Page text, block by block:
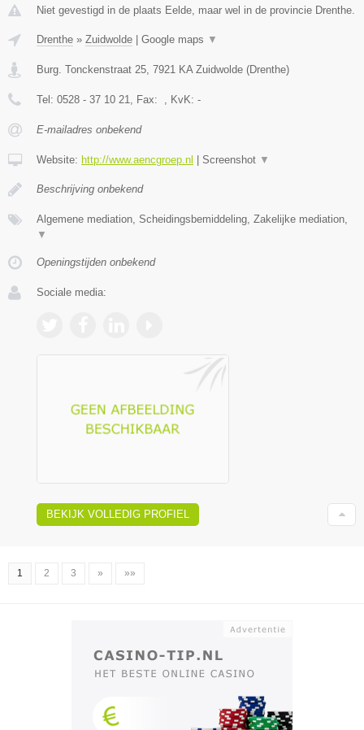
Niet gevestigd in de plaats Eelde, maar wel in de provincie Drenthe.
Drenthe » Zuidwolde Google maps ▼
Burg. Tonckenstraat 25, 7921 KA Zuidwolde (Drenthe)
Tel: 0528 - 37 10 21, Fax: , KvK: -
E-mailadres onbekend
Website: http://www.aencgroep.nl Screenshot ▼
Beschrijving onbekend
Algemene mediation, Scheidingsbemiddeling, Zakelijke mediation,
▼
Openingstijden onbekend
Sociale media:
BEKIJK VOLLEDIG PROFIEL
1 2 3 » »»